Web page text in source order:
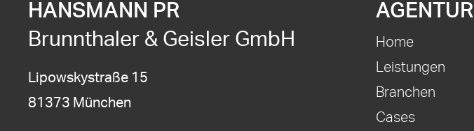
HANSMANN PR
Brunnthaler & Geisler GmbH
Lipowskystraße 15
81373 München
AGENTUR
Home
Leistungen
Branchen
Cases